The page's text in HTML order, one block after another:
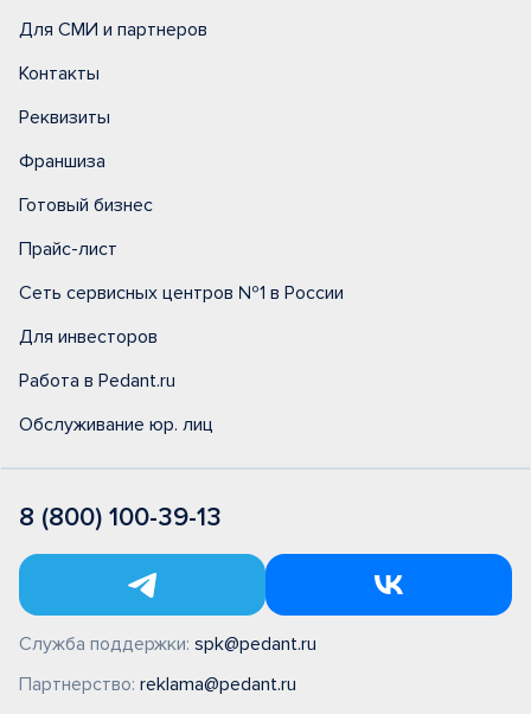
Для СМИ и партнеров
Контакты
Реквизиты
Франшиза
Готовый бизнес
Прайс-лист
Сеть сервисных центров №1 в России
Для инвесторов
Работа в Pedant.ru
Обслуживание юр. лиц
8 (800) 100-39-13
Служба поддержки: spk@pedant.ru
Партнерство: reklama@pedant.ru